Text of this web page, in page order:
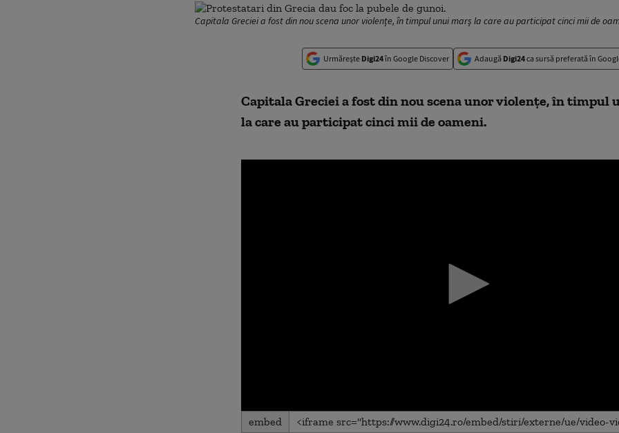
Capitala Greciei a fost din nou scena unor violențe, în timpul unui marș la care au participat cinci mii de
Urmărește Digi24în Google Discover Adaugă Digi24ca sursă preferată în
Capitala Greciei a fost din nou scena unor violențe, în timpul
la care au participat cinci mii de oameni.
0
seconds
embed